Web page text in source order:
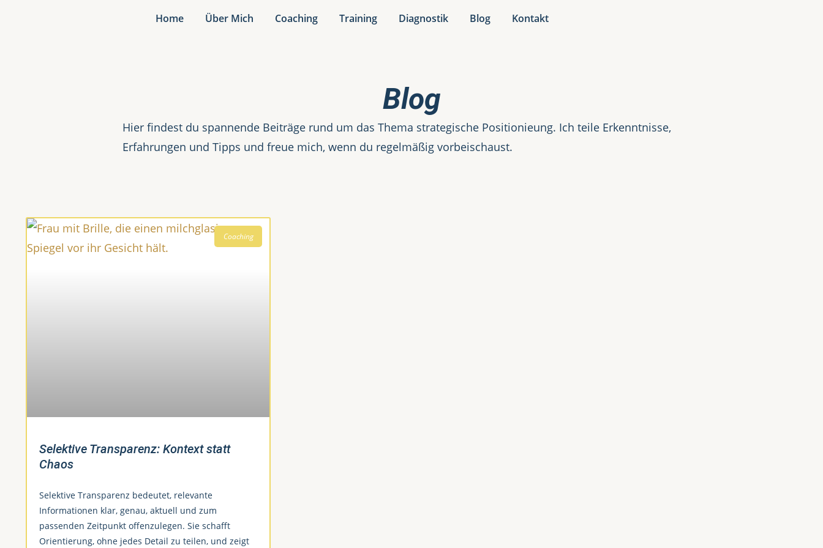
Home Über Mich Coaching Training Diagnostik Blog Kontakt
Blog
Hier findest du spannende Beiträge rund um das Thema strategische Positionieung. Ich teile Erkenntnisse,
Erfahrungen und Tipps und freue mich, wenn du regelmäßig vorbeischaust.
Coaching
Selektive Transparenz: Kontext statt
Chaos
Selektive Transparenz bedeutet, relevante
Informationen klar, genau, aktuell und zum
passenden Zeitpunkt offenzulegen. Sie schafft
Orientierung, ohne jedes Detail zu teilen, und zeigt